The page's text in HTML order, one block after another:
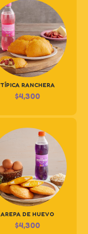
TÍPICA RANCHERA
$4,300
AREPA DE HUEVO
$4,300